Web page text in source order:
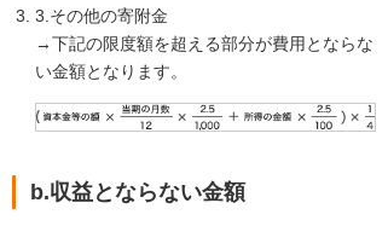
3.その他の寄附金
→下記の限度額を超える部分が費用とならな
い金額となります。
b.収益とならない金額